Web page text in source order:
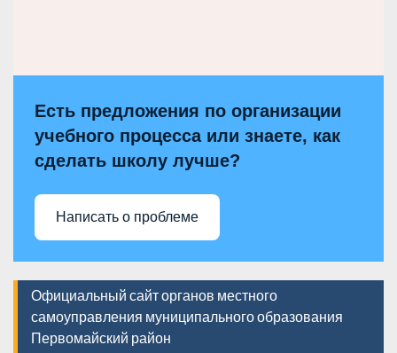
Есть предложения по организации
учебного процесса или знаете, как
сделать школу лучше?
Написать о проблеме
Официальный сайт органов местного
самоуправления муниципального образования
Первомайский район